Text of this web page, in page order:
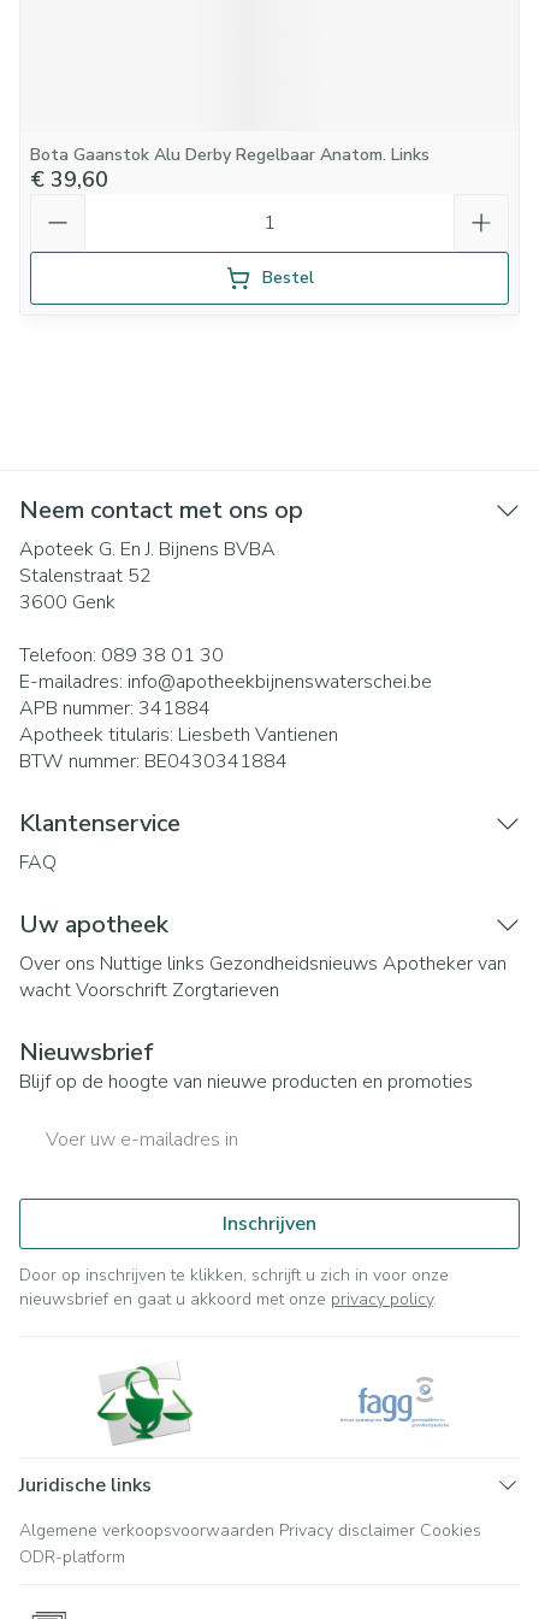
Bota Gaanstok Alu Derby Regelbaar Anatom. Links
€ 39,60
Bestel
Neem contact met ons op
Apoteek G. En J. Bijnens BVBA
Stalenstraat 52
3600 Genk
Telefoon: 089 38 01 30
E-mailadres: info@apotheekbijnenswaterschei.be
APB nummer: 341884
Apotheek titularis: Liesbeth Vantienen
BTW nummer: BE0430341884
Klantenservice
FAQ
Uw apotheek
Over ons Nuttige links Gezondheidsnieuws Apotheker van
wachtVoorschrift Zorgtarieven
Nieuwsbrief
Blijf op de hoogte van nieuwe producten en promoties
Inschrijven
Door op inschrijven te klikken, schrijft u zich in voor onze
nieuwsbrief en gaat u akkoord met onze privacy policy.
Juridische links
Algemene verkoopsvoorwaarden Privacy disclaimer Cookies
ODR-platform